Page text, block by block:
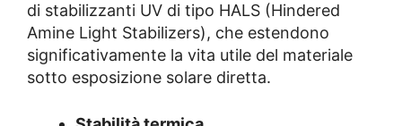
di stabilizzanti UV di tipo HALS (Hindered
Amine Light Stabilizers), che estendono
significativamente la vita utile del materiale
sotto esposizione solare diretta.